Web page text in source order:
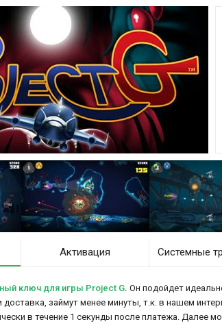
Активация Системные
ключ для игры Project G. Он подойдет
займут менее минуты, т.к. в нашем
в течение 1 секунды после платежа. Далее